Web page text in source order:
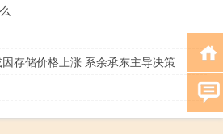
存储价格上涨 系余承东主导决策